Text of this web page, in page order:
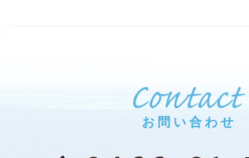
お問い合わせ